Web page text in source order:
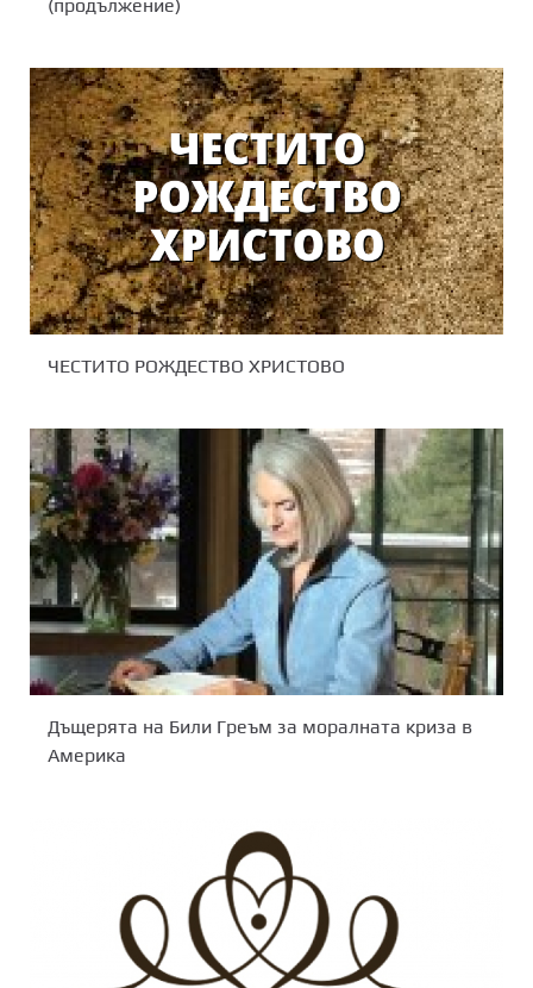
(продължение)
ЧЕСТИТО РОЖДЕСТВО ХРИСТОВО
Дъщерята на Били Греъм за моралната криза в
Америка